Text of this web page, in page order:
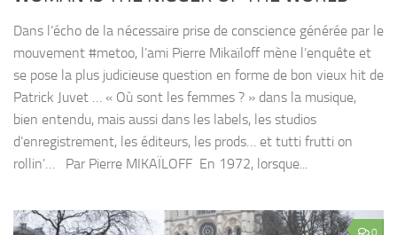
Dans l’écho de la nécessaire prise de conscience générée par le
mouvement #metoo, l’ami Pierre Mikaïloff mène l’enquête et
se pose la plus judicieuse question en forme de bon vieux hit de
Patrick Juvet … « Où sont les femmes ? » dans la musique,
bien entendu, mais aussi dans les labels, les studios
d’enregistrement, les éditeurs, les prods… et tutti frutti on
rollin’… Par Pierre MIKAÏLOFF En 1972, lorsque...
0